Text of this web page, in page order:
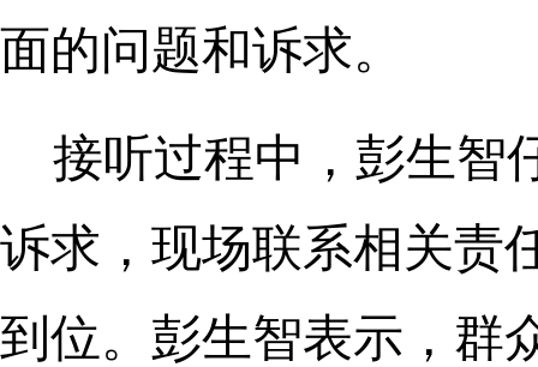
面的问题和诉求。
接听过程中，彭生智
诉求，现场联系相关责
到位。彭生智表示，群